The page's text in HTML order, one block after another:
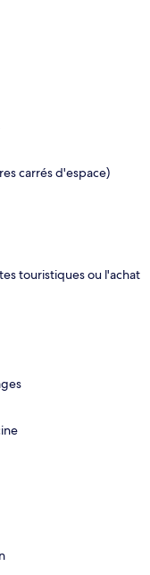
carrés d'espace)
touristiques ou l'achat